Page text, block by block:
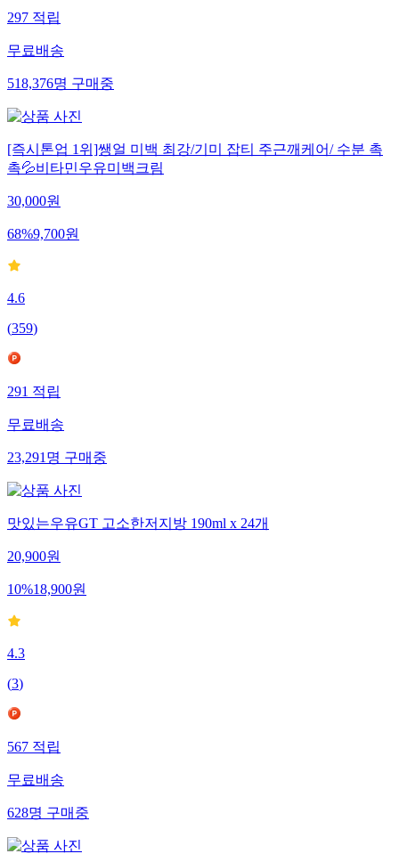
297적립
무료배송
518,376명구매중
[즉시톤업 1위]쌩얼 미백 최강/기미 잡티 주근깨케어/ 수분 촉
촉💦비타민우유미백크림
30,000원
68%9,700원
4.6
(359)
291적립
무료배송
23,291명구매중
맛있는우유GT 고소한저지방 190ml x 24개
20,900원
10%18,900원
4.3
(3)
567적립
무료배송
628명구매중